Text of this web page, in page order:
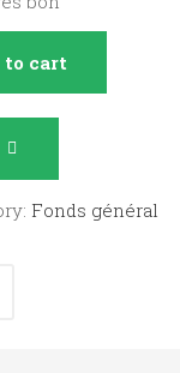
to cart
Fonds général